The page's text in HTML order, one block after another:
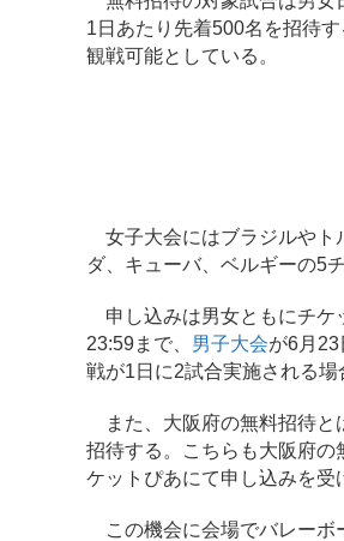
1日あたり先着500名を招待
観戦可能としている。
女子大会にはブラジルやト
ダ、キューバ、ベルギーの5
申し込みは男女ともにチケ
23:59まで、 男子大会が6月
戦が1日に2試合実施される場
また、大阪府の無料招待と
招待する。こちらも大阪府の
ケットぴあにて申し込みを受
この機会に会場でバレーボ